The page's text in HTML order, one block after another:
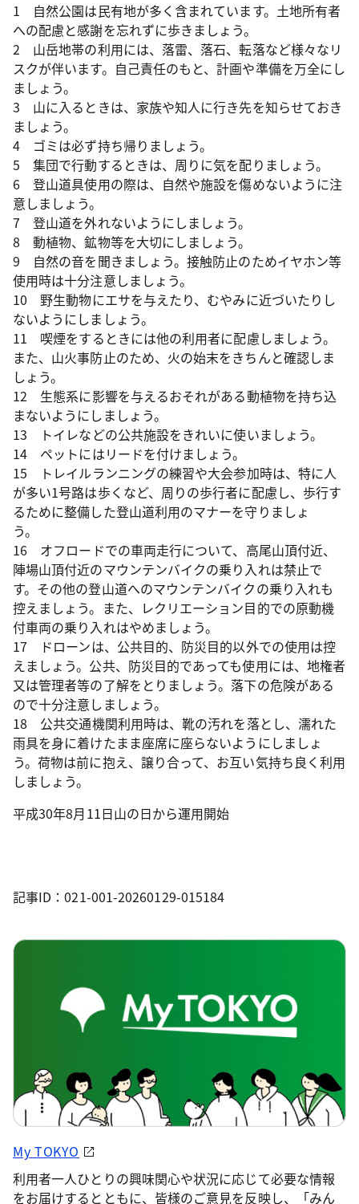
1 自然公園は民有地が多く含まれています。土地所有者
への配慮と感謝を忘れずに歩きましょう。
2 山岳地帯の利用には、落雷、落石、転落など様々なリ
スクが伴います。自己責任のもと、計画や準備を万全にし
ましょう。
3 山に入るときは、家族や知人に行き先を知らせておき
ましょう。
4 ゴミは必ず持ち帰りましょう。
5 集団で行動するときは、周りに気を配りましょう。
6 登山道具使用の際は、自然や施設を傷めないように注
意しましょう。
7 登山道を外れないようにしましょう。
8 動植物、鉱物等を大切にしましょう。
9 自然の音を聞きましょう。接触防止のためイヤホン等
使用時は十分注意しましょう。
10 野生動物にエサを与えたり、むやみに近づいたりし
ないようにしましょう。
11 喫煙をするときには他の利用者に配慮しましょう。
また、山火事防止のため、火の始末をきちんと確認しま
しょう。
12 生態系に影響を与えるおそれがある動植物を持ち込
まないようにしましょう。
13 トイレなどの公共施設をきれいに使いましょう。
14 ペットにはリードを付けましょう。
15 トレイルランニングの練習や大会参加時は、特に人
が多い1号路は歩くなど、周りの歩行者に配慮し、歩行す
るために整備した登山道利用のマナーを守りましょ
う。
16 オフロードでの車両走行について、高尾山頂付近、
陣場山頂付近のマウンテンバイクの乗り入れは禁止で
す。その他の登山道へのマウンテンバイクの乗り入れも
控えましょう。また、レクリエーション目的での原動機
付車両の乗り入れはやめましょう。
17 ドローンは、公共目的、防災目的以外での使用は控
えましょう。公共、防災目的であっても使用には、地権者
又は管理者等の了解をとりましょう。落下の危険がある
ので十分注意しましょう。
18 公共交通機関利用時は、靴の汚れを落とし、濡れた
雨具を身に着けたまま座席に座らないようにしましょ
う。荷物は前に抱え、譲り合って、お互い気持ち良く利用
しましょう。
平成30年8月11日山の日から運用開始
記事ID：021-001-20260129-015184
My TOKYO
利用者一人ひとりの興味関心や状況に応じて必要な情報
をお届けするとともに、皆様のご意見を反映し、「みん